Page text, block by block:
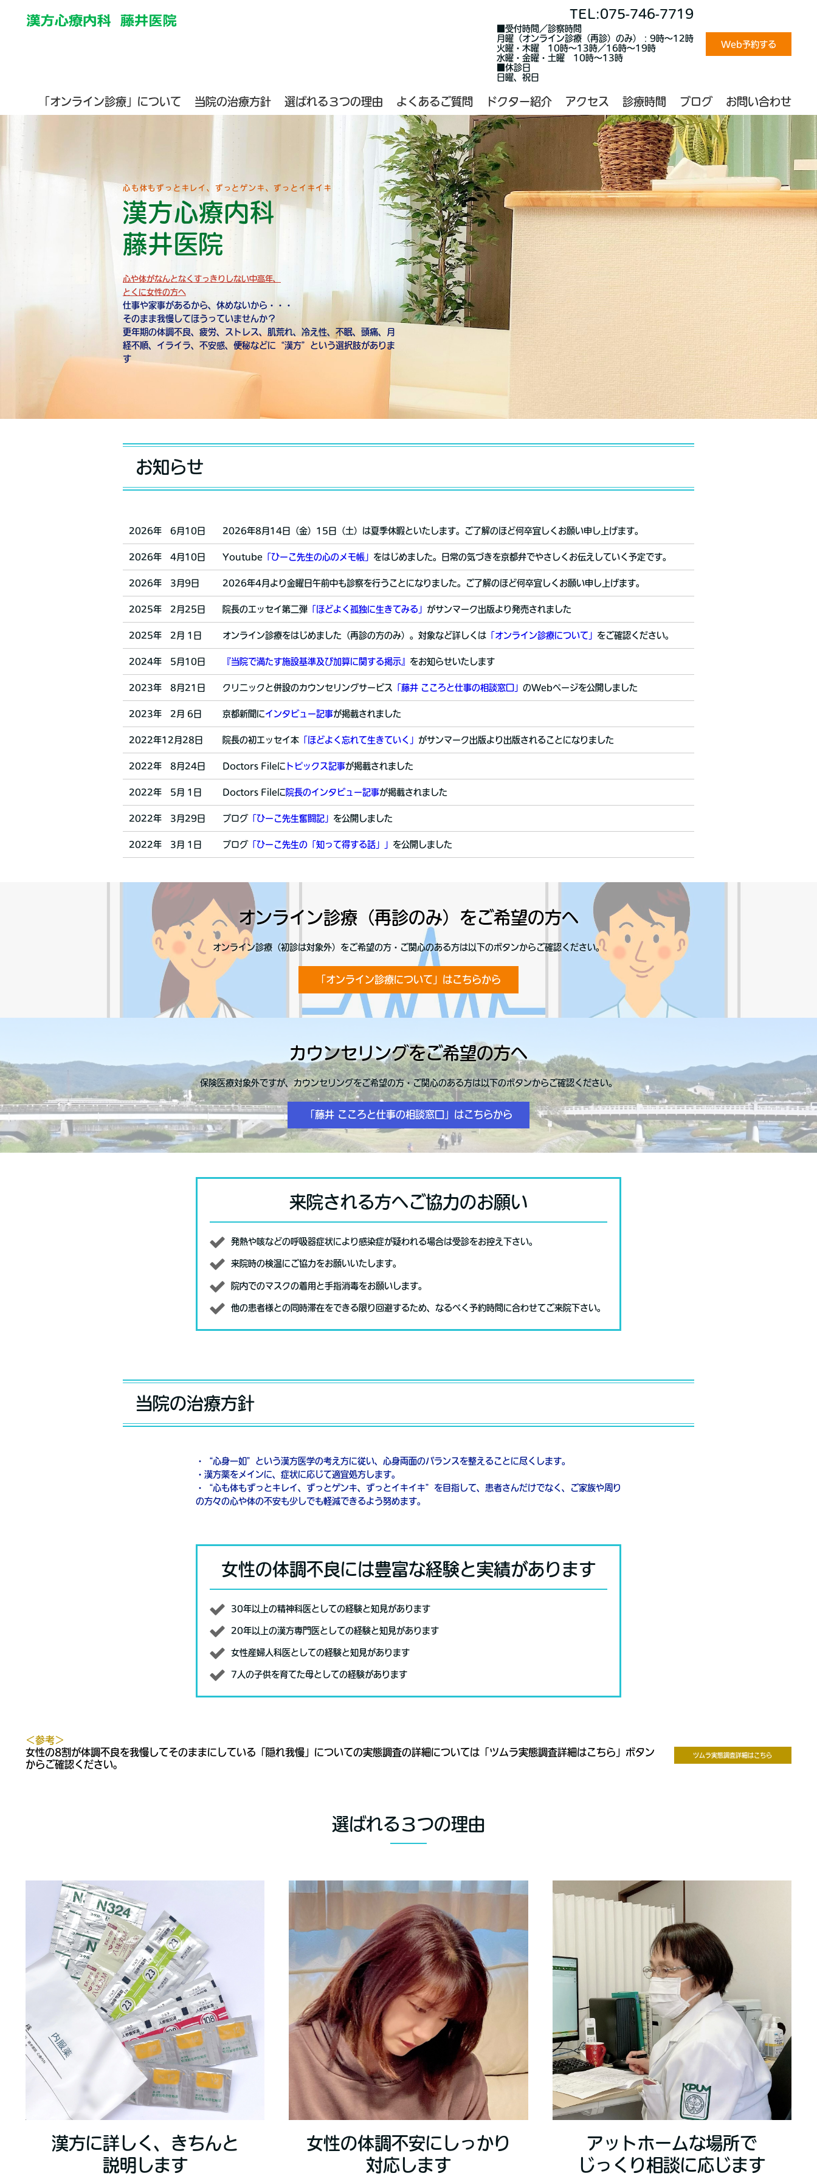
TEL:075-746-7719
■受付時間／診察時間
月曜（オンライン診療（再診）のみ）：9時～12時
火曜・木曜 10時～13時／16時～19時
水曜・金曜・土曜 10時～13時
■休診日
日曜、祝日
Web予約する
「オンライン診療」について 当院の治療方針 選ばれる３つの理由 よくあるご質問 ドクター紹介 アクセス 診療時間 ブログ お問い合わせ
心も体もずっとキレイ、ずっとゲンキ、ずっとイキイキ
漢方心療内科
藤井医院
心や体がなんとなくすっきりしない中高年、
とくに女性の方へ
仕事や家事があるから、休めないから・・・
そのまま我慢してほうっていませんか？
更年期の体調不良、疲労、ストレス、肌荒れ、冷え性、不眠、頭痛、月
経不順、イライラ、不安感、便秘などに“漢方”という選択肢がありま
す
お知らせ
2026年 6月10日 2026年8月14日（金）15日（土）は夏季休暇といたします。ご了解のほど何卒宜しくお願い申し上げます。
2026年 4月10日 Youtube 「ひーこ先生の心のメモ帳」 をはじめました。日常の気づきを京都弁でやさしくお伝えしていく予定です。
2026年 3月9日 2026年4月より金曜日午前中も診察を行うことになりました。ご了解のほど何卒宜しくお願い申し上げます。
2025年 2月25日 院長のエッセイ第二弾 「ほどよく孤独に生きてみる」 がサンマーク出版より発売されました
2025年 2月 1日 オンライン診療をはじめました（再診の方のみ）。対象など詳しくは 「オンライン診療について」 をご確認ください。
2024年 5月10日 『当院で満たす施設基準及び加算に関する掲示』 をお知らせいたします
2023年 8月21日 クリニックと併設のカウンセリングサービス 「藤井 こころと仕事の相談窓口」 のWebページを公開しました
2023年 2月 6日 京都新聞にインタビュー記事が掲載されました
2022年12月28日 院長の初エッセイ本 「ほどよく忘れて生きていく」 がサンマーク出版より出版されることになりました
2022年 8月24日 Doctors Fileに トピックス記事が掲載されました
2022年 5月 1日 Doctors Fileに 院長のインタビュー記事が掲載されました
2022年 3月29日 ブログ 「ひーこ先生奮闘記」 を公開しました
2022年 3月 1日 ブログ 「ひーこ先生の「知って得する話」」 を公開しました
オンライン診療（再診のみ）をご希望の方へ
オンライン診療（初診は対象外）をご希望の方・ご関心のある方は以下のボタンからご確認ください。
「オンライン診療について」はこちらから
カウンセリングをご希望の方へ
保険医療対象外ですが、カウンセリングをご希望の方・ご関心のある方は以下のボタンからご確認ください。
「藤井 こころと仕事の相談窓口」はこちらから
来院される方へご協力のお願い
発熱や咳などの呼吸器症状により感染症が疑われる場合は受診をお控え下さい。
来院時の検温にご協力をお願いいたします。
院内でのマスクの着用と手指消毒をお願いします。
他の患者様との同時滞在をできる限り回避するため、なるべく予約時間に合わせてご来院下さい。
当院の治療方針
・“心身一如”という漢方医学の考え方に従い、心身両面のバランスを整えることに尽くします。
・漢方薬をメインに、症状に応じて適宜処方します。
・“心も体もずっとキレイ、ずっとゲンキ、ずっとイキイキ”を目指して、患者さんだけでなく、ご家族や周り
の方々の心や体の不安も少しでも軽減できるよう努めます。
女性の体調不良には豊富な経験と実績があります
30年以上の精神科医としての経験と知見があります
20年以上の漢方専門医としての経験と知見があります
女性産婦人科医としての経験と知見があります
7人の子供を育てた母としての経験があります
＜参考＞
女性の8割が体調不良を我慢してそのままにしている「隠れ我慢」についての実態調査の詳細については「ツムラ実態調査詳細はこちら」ボタン
からご確認ください。
ツムラ実態調査詳細はこちら
選ばれる３つの理由
漢方に詳しく、きちんと
説明します
女性の体調不安にしっかり
対応します
アットホームな場所で
じっくり相談に応じます